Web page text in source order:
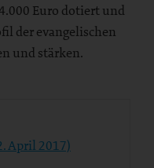
Euro dotiert und
der evangelischen
und stärken.
April 2017)